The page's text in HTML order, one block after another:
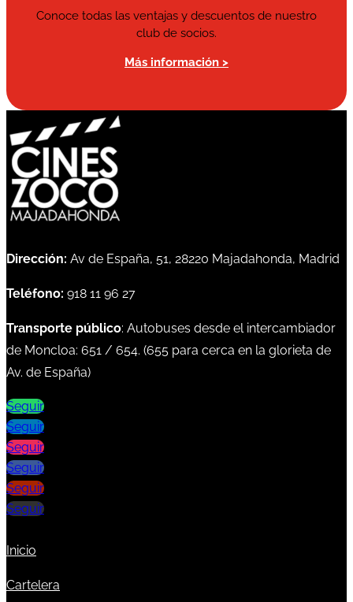
Conoce todas las ventajas y descuentos de nuestro
club de socios.
Más información >
Dirección: Av de España, 51, 28220 Majadahonda, Madrid
Teléfono: 918 11 96 27
Transporte público: Autobuses desde el intercambiador
de Moncloa: 651 / 654. (655 para cerca en la glorieta de
Av. de España)
Seguir
Seguir
Seguir
Seguir
Seguir
Seguir
Inicio
Cartelera